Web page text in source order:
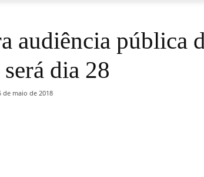
audiência pública
dia 28
de maio de 2018